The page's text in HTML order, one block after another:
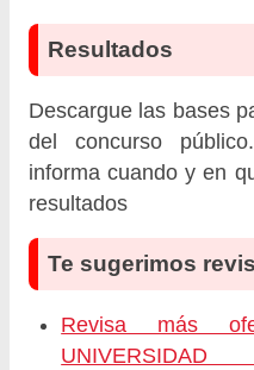
Resultados
Descargue las bases
del concurso
informa cuando y en
resultados
Te sugerimos
Revisa más